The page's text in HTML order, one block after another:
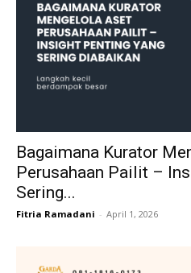
Bagaimana Kurator
Perusahaan Pailit –
Sering...
Fitria Ramadani - April 1, 2026